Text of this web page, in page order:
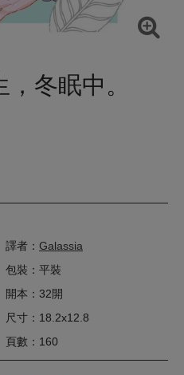
冬眠中。
譯者： Galassia
包裝：平裝
開本：32開
尺寸：18.2x12.8
頁數：160